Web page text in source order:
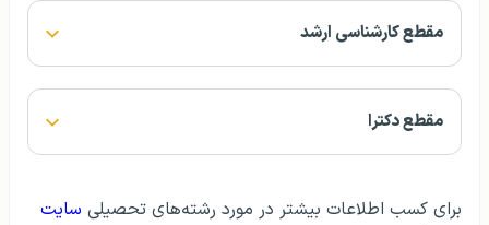
مقطع کارشناسی ارشد
مقطع دکترا
برای کسب اطلاعات بیشتر در مورد رشته‌های تحصیلی سایت